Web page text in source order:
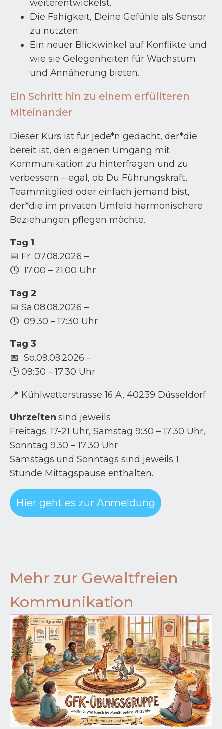
weiterentwickelst.
Die Fähigkeit, Deine Gefühle als Sensor
zu nutzten
Ein neuer Blickwinkel auf Konflikte und
wie sie Gelegenheiten für Wachstum
und Annäherung bieten.
Ein Schritt hin zu einem erfüllteren
Miteinander
Dieser Kurs ist für jede*n gedacht, der*die
bereit ist, den eigenen Umgang mit
Kommunikation zu hinterfragen und zu
verbessern – egal, ob Du Führungskraft,
Teammitglied oder einfach jemand bist,
der*die im privaten Umfeld harmonischere
Beziehungen pflegen möchte.
Tag 1
📅 Fr. 07.08.2026 –
🕒 17:00 – 21:00 Uhr
Tag 2
📅 Sa.08.08.2026 –
🕒 09:30 – 17:30 Uhr
Tag 3
📅 So.09.08.2026 –
🕒 09:30 – 17:30 Uhr
📍 Kühlwetterstrasse 16 A, 40239 Düsseldorf
Uhrzeiten sind jeweils:
Freitags. 17-21 Uhr, Samstag 9:30 – 17:30 Uhr,
Sonntag 9:30 – 17:30 Uhr
Samstags und Sonntags sind jeweils 1
Stunde Mittagspause enthalten.
Hier geht es zur Anmeldung
Mehr zur Gewaltfreien
Kommunikation